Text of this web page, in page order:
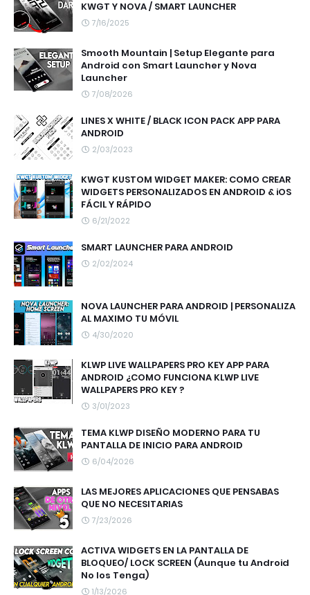
KWGT Y NOVA / SMART LAUNCHER
7/16/2025
Smooth Mountain | Setup Elegante para
Android con Smart Launcher y Nova
Launcher
7/08/2026
LINES X WHITE / BLACK ICON PACK APP PARA
ANDROID
2/03/2023
KWGT KUSTOM WIDGET MAKER: COMO CREAR
WIDGETS PERSONALIZADOS EN ANDROID & iOS
FÁCIL Y RÁPIDO
6/21/2022
SMART LAUNCHER PARA ANDROID
2/02/2024
NOVA LAUNCHER PARA ANDROID | PERSONALIZA
AL MAXIMO TU MÓVIL
4/30/2020
KLWP LIVE WALLPAPERS PRO KEY APP PARA
ANDROID ¿COMO FUNCIONA KLWP LIVE
WALLPAPERS PRO KEY ?
3/01/2023
TEMA KLWP DISEÑO MODERNO PARA TU
PANTALLA DE INICIO PARA ANDROID
6/04/2026
LAS MEJORES APLICACIONES QUE PENSABAS
QUE NO NECESITARIAS
7/23/2026
ACTIVA WIDGETS EN LA PANTALLA DE
BLOQUEO/ LOCK SCREEN (Aunque tu Android
No los Tenga)
1/13/2026